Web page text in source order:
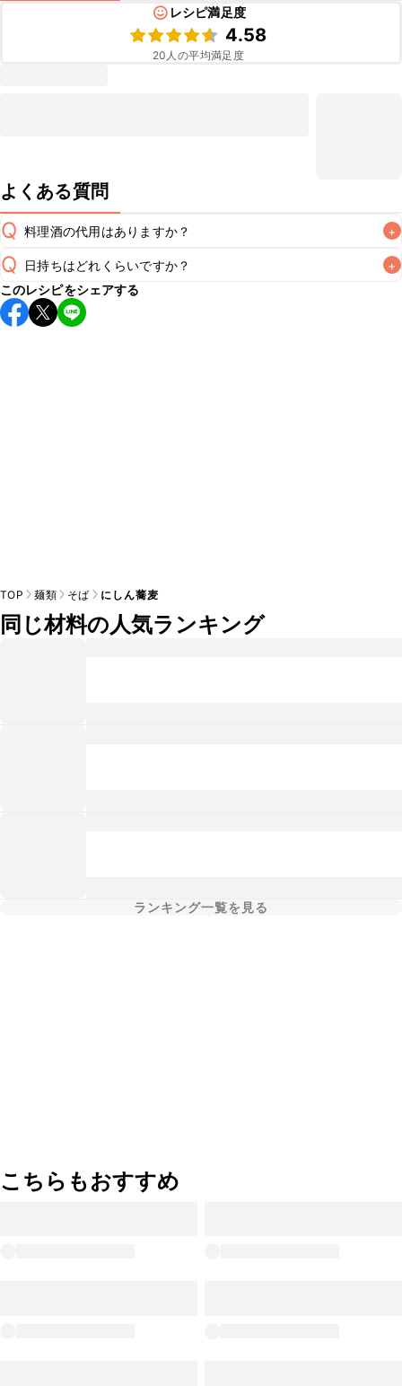
レシピ満足度
4.58
20 人の平均満足度
よくある質問
Q 料理酒の代用はありますか？ +
A
Q 日持ちはどれくらいですか？ +
こちらのレシピは出来たてをお召し上がりいただくことをお
すすめします。
このレシピをシェアする
TOP 麺類 そば にしん蕎麦
同じ材料の人気ランキング
ランキング一覧を見る
こちらもおすすめ